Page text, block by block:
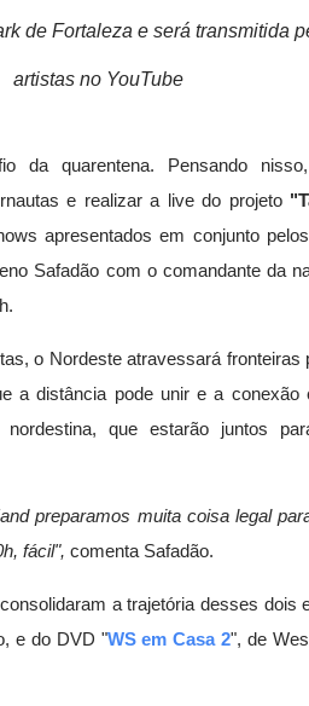
de Fortaleza e será transmitida
artistas no YouTube
da quarentena. Pensando
e realizar a live do projeto
apresentados em conjunto
Safadão com o comandante da
o Nordeste atravessará fronteiras
a distância pode unir e a conexão
que estarão juntos
preparamos muita coisa legal
fácil", comenta Safadão.
a trajetória desses dois
e do DVD "WS em Casa 2", de